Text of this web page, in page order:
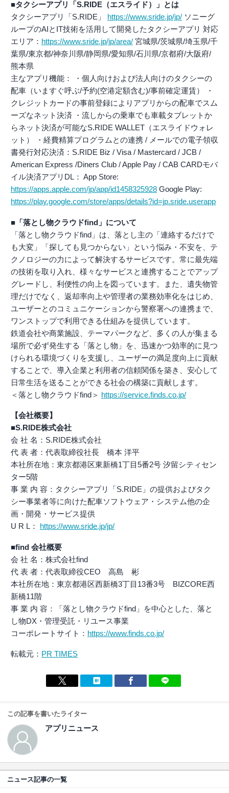
■タクシーアプリ「S.RIDE（エスライド）」とは
タクシーアプリ「S.RIDE」 https://www.sride.jp/jp/ ソニーグ
ループのAIとIT技術を活用して開発したタクシーアプリ 対応
エリア： https://www.sride.jp/jp/area/ 宮城県/茨城県/埼玉県/千
葉県/東京都/神奈川県/静岡県/愛知県/石川県/京都府/大阪府/
熊本県
主なアプリ機能： ・個人向けおよび法人向けのタクシーの
配車（いますぐ呼ぶ/予約(空港定額含む)/事前確定運賃） ・
クレジットカードの事前登録によりアプリからの配車でスム
ーズなネット決済 ・流しからの乗車でも車載タブレットか
らネット決済が可能なS.RIDE WALLET（エスライドウォレ
ット） ・経費精算プログラムとの連携 / メールでの電子領収
書発行対応決済：S.RIDE Biz / Visa / Mastercard / JCB /
American Express /Diners Club / Apple Pay / CAB CARDモバ
イル決済アプリDL： App Store:
https://apps.apple.com/jp/app/id1458325928 Google Play:
https://play.google.com/store/apps/details?id=jp.sride.userapp
■「落とし物クラウドfind」について
「落とし物クラウドfind」は、落とし主の「連絡するだけで
も大変」「探しても見つからない」という悩み・不安を、テ
クノロジーの力によって解決するサービスです。常に最先端
の技術を取り入れ、様々なサービスと連携することでアップ
グレードし、利便性の向上を図っています。また、遺失物管
理だけでなく、返却率向上や管理者の業務効率化をはじめ、
ユーザーとのコミュニケーションから警察署への連携まで、
ワンストップで利用できる仕組みを提供しています。
鉄道会社や商業施設、テーマパークなど、多くの人が集まる
場所で必ず発生する「落とし物」を、迅速かつ効率的に見つ
けられる環境づくりを支援し、ユーザーの満足度向上に貢献
することで、導入企業と利用者の信頼関係を築き、安心して
日常生活を送ることができる社会の構築に貢献します。
＜落とし物クラウドfind＞ https://service.finds.co.jp/
【会社概要】
■S.RIDE株式会社
会 社 名：S.RIDE株式会社
代 表 者：代表取締役社長 橋本 洋平
本社所在地：東京都港区東新橋1丁目5番2号 汐留シティセン
ター5階
事 業 内 容：タクシーアプリ「S.RIDE」の提供およびタク
シー事業者等に向けた配車ソフトウェア・システム他の企
画・開発・サービス提供
U R L： https://www.sride.jp/jp/
■find 会社概要
会 社 名：株式会社find
代 表 者：代表取締役CEO 高島 彬
本社所在地：東京都港区西新橋3丁目13番3号 BIZCORE西
新橋11階
事 業 内 容：「落とし物クラウドfind」を中心とした、落と
し物DX・管理受託・リユース事業
コーポレートサイト： https://www.finds.co.jp/
転載元： PR TIMES
この記事を書いたライター
アプリニュース
ニュース記事の一覧